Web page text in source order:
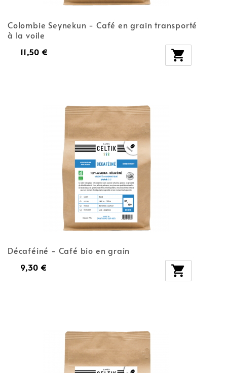
Colombie Seynekun - Café en grain transporté
à la voile
11,50 € 
Décaféiné - Café bio en grain
9,30 € 